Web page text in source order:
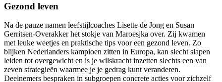
Gezond leven
Na de pauze namen leefstijlcoaches Lisette de Jong en Susan
Gerritsen-Overakker het stokje van Maroesjka over. Zij kwamen
met leuke weetjes en praktische tips voor een gezond leven. Zo
blijken Nederlanders kampioen zitten in Europa, kan slecht slapen
leiden tot overgewicht en is je wilskracht inzetten slechts een van
zeven strategieën waarmee je je gedrag kunt veranderen.
Deelnemers bespraken in subgroepen concrete acties voor zichzelf